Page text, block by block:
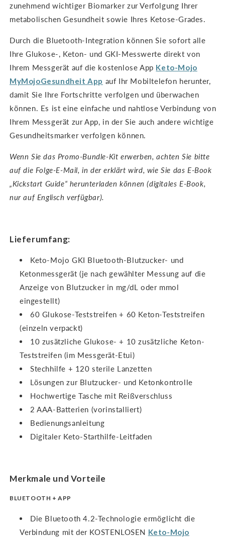
zunehmend wichtiger Biomarker zur Verfolgung Ihrer
metabolischen Gesundheit sowie Ihres Ketose-Grades.
Durch die Bluetooth-Integration können Sie sofort alle
Ihre Glukose-, Keton- und GKI-Messwerte direkt von
Ihrem Messgerät auf die kostenlose App Keto-Mojo
MyMojoGesundheitApp auf Ihr Mobiltelefon herunter,
damit Sie Ihre Fortschritte verfolgen und überwachen
können. Es ist eine einfache und nahtlose Verbindung von
Ihrem Messgerät zur App, in der Sie auch andere wichtige
Gesundheitsmarker verfolgen können.
Wenn Sie das Promo-Bundle-Kit erwerben, achten Sie bitte
auf die Folge-E-Mail, in der erklärt wird, wie Sie das E-Book
„Kickstart Guide“ herunterladen können (digitales E-Book,
nur auf Englisch verfügbar).
Lieferumfang:
Keto-Mojo GKI Bluetooth-Blutzucker- und
Ketonmessgerät (je nach gewählter Messung auf die
Anzeige von Blutzucker in mg/dL oder mmol
eingestellt)
60 Glukose-Teststreifen + 60 Keton-Teststreifen
(einzeln verpackt)
10 zusätzliche Glukose- + 10 zusätzliche Keton-
Teststreifen (im Messgerät-Etui)
Stechhilfe + 120 sterile Lanzetten
Lösungen zur Blutzucker- und Ketonkontrolle
Hochwertige Tasche mit Reißverschluss
2 AAA-Batterien (vorinstalliert)
Bedienungsanleitung
Digitaler Keto-Starthilfe-Leitfaden
Merkmale und Vorteile
BLUETOOTH + APP
Die Bluetooth 4.2-Technologie ermöglicht die
Verbindung mit der KOSTENLOSEN Keto-Mojo